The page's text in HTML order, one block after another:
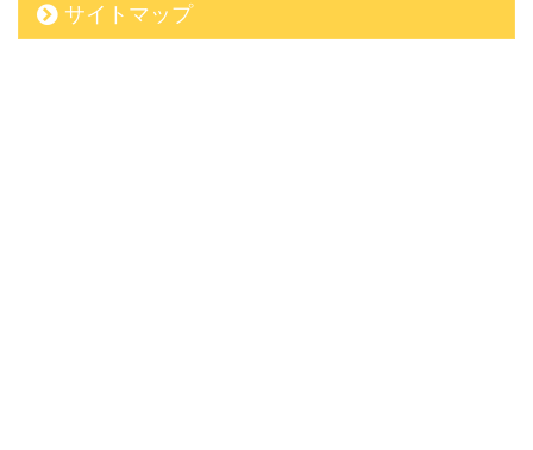
サイトマップ